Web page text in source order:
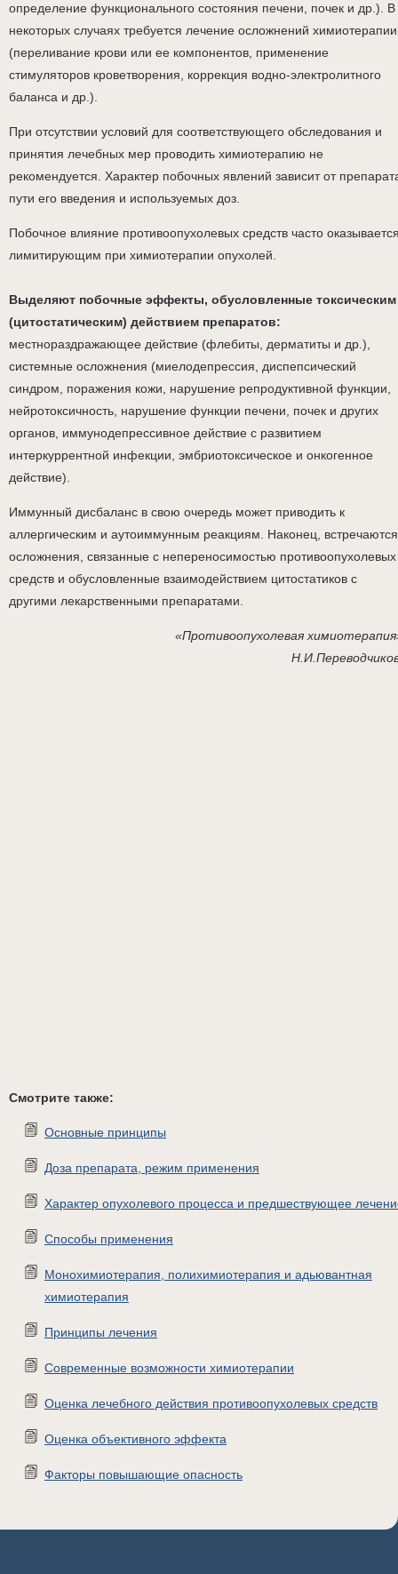
определение функционального состояния печени, почек и др.). В
некоторых случаях требуется лечение осложнений химиотерапии
(переливание крови или ее компонентов, применение
стимуляторов кроветворения, коррекция водно-электролитного
баланса и др.).
При отсутствии условий для соответствующего обследования и
принятия лечебных мер проводить химиотерапию не
рекомендуется. Характер побочных явлений зависит от
пути его введения и используемых доз.
Побочное влияние противоопухолевых средств часто
лимитирующим при химиотерапии опухолей.
Выделяют побочные эффекты, обусловленные токсическим
(цитостатическим) действием препаратов:
местнораздражающее действие (флебиты, дерматиты и др.),
системные осложнения (миелодепрессия, диспепсический
синдром, поражения кожи, нарушение репродуктивной функции,
нейротоксичность, нарушение функции печени, почек и других
органов, иммунодепрессивное действие с развитием
интеркуррентной инфекции, эмбриотоксическое и онкогенное
действие).
Иммунный дисбаланс в свою очередь может приводить к
аллергическим и аутоиммунным реакциям. Наконец, встречаются
осложнения, связанные с непереносимостью противоопухолевых
средств и обусловленные взаимодействием цитостатиков с
другими лекарственными препаратами.
«Противоопухолевая
Смотрите также:
Основные принципы
Доза препарата, режим применения
Характер опухолевого процесса и предшествующее
Способы применения
Монохимиотерапия, полихимиотерапия и адьювантная
химиотерапия
Принципы лечения
Современные возможности химиотерапии
Оценка лечебного действия противоопухолевых средств
Оценка объективного эффекта
Факторы повышающие опасность